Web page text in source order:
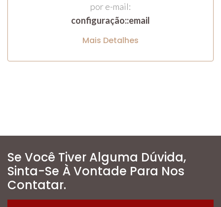
por e-mail:
configuração::email
Mais Detalhes
Se Você Tiver Alguma Dúvida,
Sinta-Se À Vontade Para Nos
Contatar.